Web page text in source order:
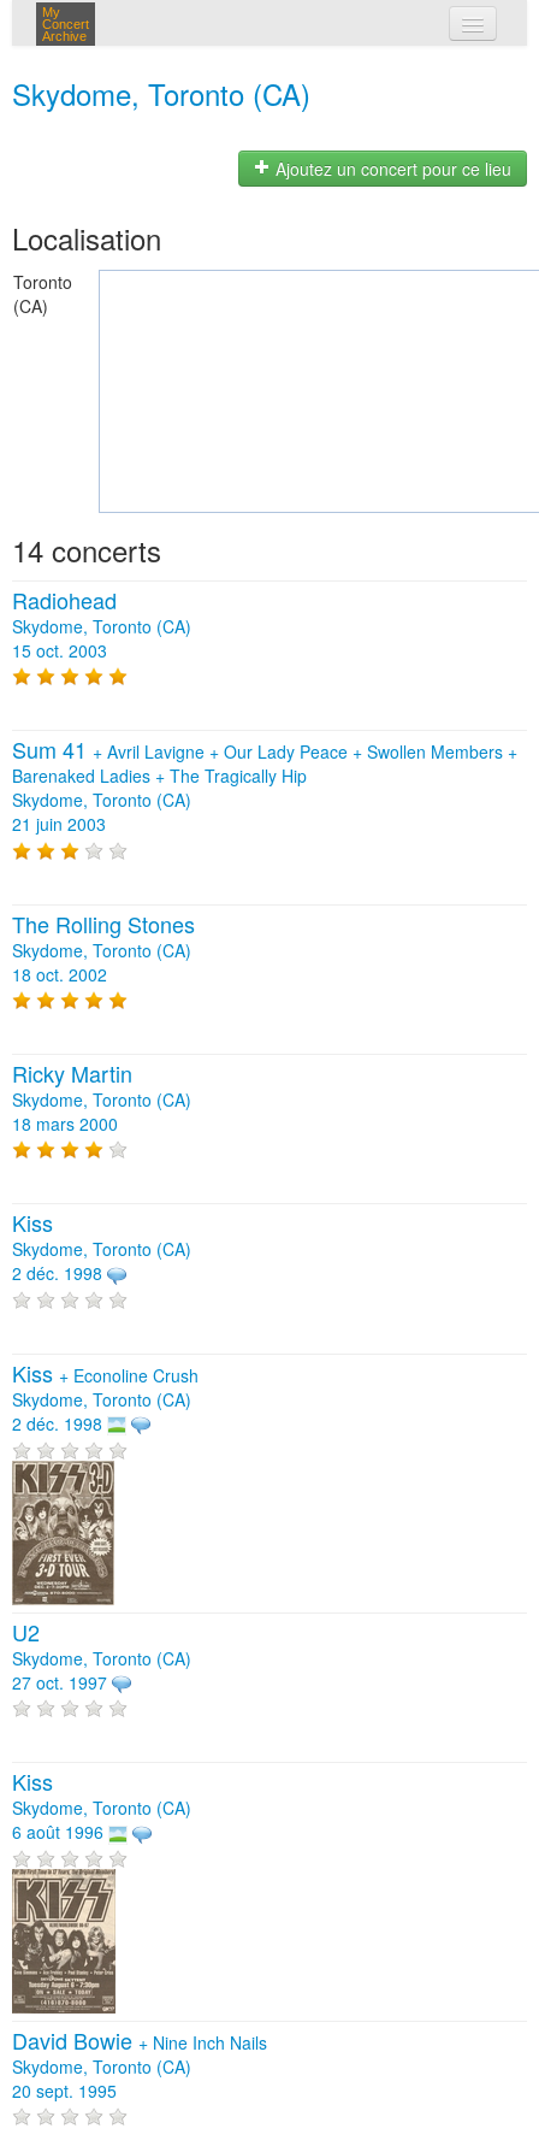
My
Concert
Archive
Skydome, Toronto (CA)
Ajoutez un concert pour ce lieu
Localisation
Toronto
(CA)
14 concerts
Radiohead
Skydome, Toronto (CA)
15 oct. 2003
Sum 41 + Avril Lavigne + Our Lady Peace + Swollen Members +
Barenaked Ladies + The Tragically Hip
Skydome, Toronto (CA)
21 juin 2003
The Rolling Stones
Skydome, Toronto (CA)
18 oct. 2002
Ricky Martin
Skydome, Toronto (CA)
18 mars 2000
Kiss
Skydome, Toronto (CA)
2 déc. 1998
Kiss + Econoline Crush
Skydome, Toronto (CA)
2 déc. 1998
U2
Skydome, Toronto (CA)
27 oct. 1997
Kiss
Skydome, Toronto (CA)
6 août 1996
David Bowie + Nine Inch Nails
Skydome, Toronto (CA)
20 sept. 1995